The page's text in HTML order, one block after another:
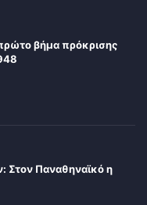
βήμα πρόκρισης
Στον Παναθηναϊκό η